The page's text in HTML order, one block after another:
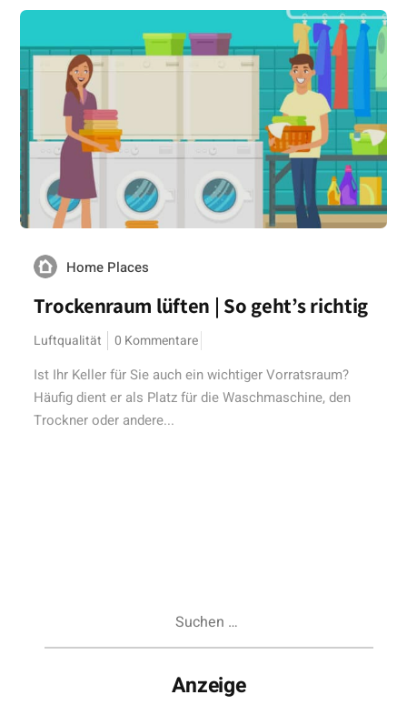
Home Places
Trockenraum lüften | So geht’s richtig
Luftqualität 0 Kommentare
Ist Ihr Keller für Sie auch ein wichtiger Vorratsraum?
Häufig dient er als Platz für die Waschmaschine, den
Trockner oder andere...
Anzeige